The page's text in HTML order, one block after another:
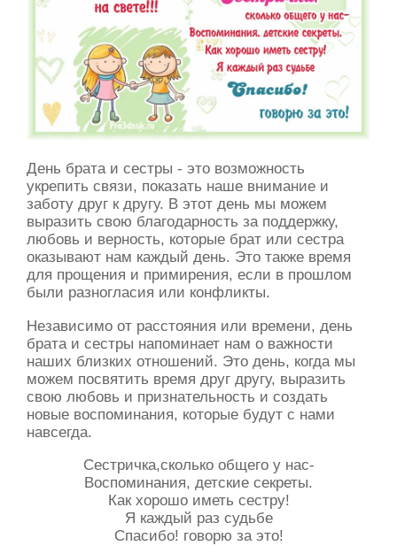
День брата и сестры - это возможность
укрепить связи, показать наше внимание и
заботу друг к другу. В этот день мы можем
выразить свою благодарность за поддержку,
любовь и верность, которые брат или сестра
оказывают нам каждый день. Это также время
для прощения и примирения, если в прошлом
были разногласия или конфликты.
Независимо от расстояния или времени, день
брата и сестры напоминает нам о важности
наших близких отношений. Это день, когда мы
можем посвятить время друг другу, выразить
свою любовь и признательность и создать
новые воспоминания, которые будут с нами
навсегда.
Сестричка,сколько общего у нас-
Воспоминания, детские секреты.
Как хорошо иметь сестру!
Я каждый раз судьбе
Спасибо! говорю за это!